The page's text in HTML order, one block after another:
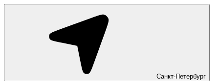
Санкт-Петербург